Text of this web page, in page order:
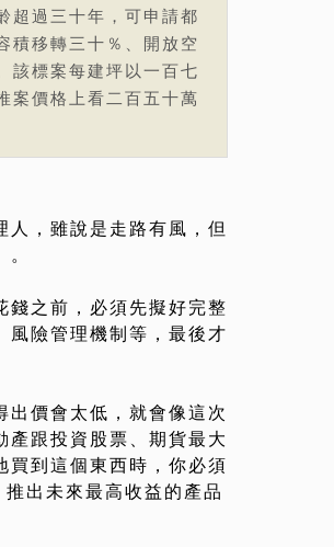
超過三十年，可申請都
積移轉三十％、開放空
該標案每建坪以一百七
案價格上看二百五十萬
，雖說是走路有風，但
錢之前，必須先擬好完整
風險管理機制等，最後才
出價會太低，就會像這次
產跟投資股票、期貨最大
買到這個東西時，你必須
出未來最高收益的產品